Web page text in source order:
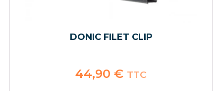
DONIC FILET CLIP
44,90 € TTC